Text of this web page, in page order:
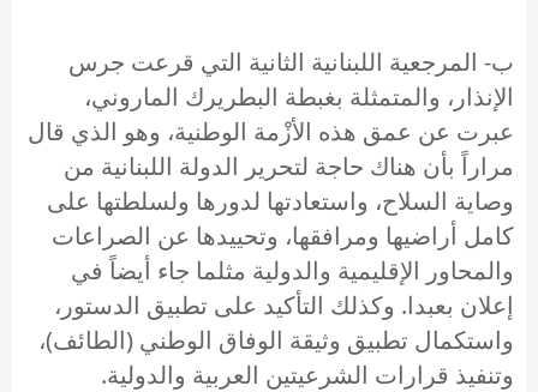
ب‌- المرجعية اللبنانية الثانية التي قرعت جرس
الإنذار، والمتمثلة بغبطة البطريرك الماروني،
عبرت عن عمق هذه الأزْمة الوطنية، وهو الذي قال
مراراً بأن هناك حاجة لتحرير الدولة اللبنانية من
وصاية السلاح، واستعادتها لدورها ولسلطتها على
كامل أراضيها ومرافقها، وتحييدها عن الصراعات
والمحاور الإقليمية والدولية مثلما جاء أيضاً في
إعلان بعبدا. وكذلك التأكيد على تطبيق الدستور،
واستكمال تطبيق وثيقة الوفاق الوطني (الطائف)،
وتنفيذ قرارات الشرعيتين العربية والدولية.